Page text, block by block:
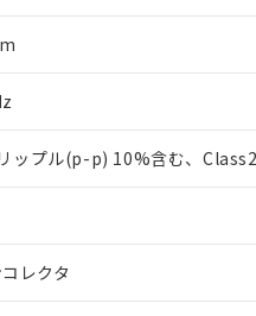
ップル(p-p) 10%含む、Class2
レクタ